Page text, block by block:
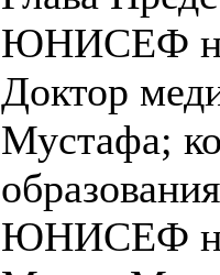
ЮНИСЕФ на
Доктор
Мустафа;
ЮНИСЕФ на